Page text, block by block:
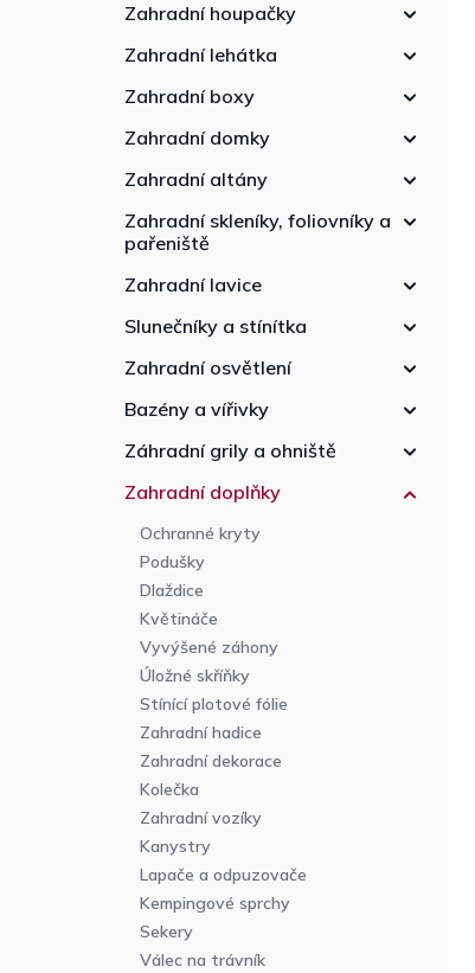
Zahradní houpačky
Zahradní lehátka
Zahradní boxy
Zahradní domky
Zahradní altány
Zahradní skleníky, foliovníky a
pařeniště
Zahradní lavice
Slunečníky a stínítka
Zahradní osvětlení
Bazény a vířivky
Záhradní grily a ohniště
Zahradní doplňky
Ochranné kryty
Podušky
Dlaždice
Květináče
Vyvýšené záhony
Úložné skříňky
Stínící plotové fólie
Zahradní hadice
Zahradní dekorace
Kolečka
Zahradní vozíky
Kanystry
Lapače a odpuzovače
Kempingové sprchy
Sekery
Válec na trávník